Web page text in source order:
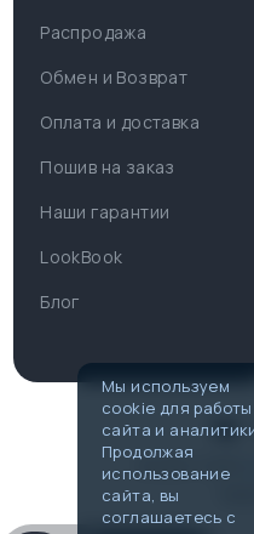
Контакты
Часы работы поддержки
Пн-Пт c 10:00 до 17:00
Telegram
E-mail
info@indiastyle.ru
Для
Информация
Наши гарантии
Контакты
Публичная оферта
Look Book
Мы используем
cookie для работы
сайта и
Продолжая
использование
сайта, вы
соглашаетесь с
Распродажа
Обмен и Возврат
Оплата и доставка
Пошив на заказ
Наши гарантии
LookBook
Блог
© 2007-2026